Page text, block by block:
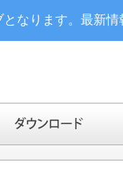
なります。最新情